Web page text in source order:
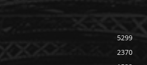
5299
2370